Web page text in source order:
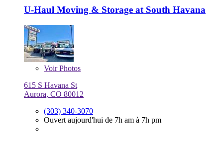
U-Haul Moving & Storage at South Havana
VoirPhotos
615 S Havana St
Aurora, CO 80012
(303) 340-3070
Ouvert aujourd'hui de 7h am à 7h pm